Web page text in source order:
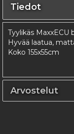
Tiedot
Tyylikäs MaxxECU
Hyvää laatua,
Koko 155x55cm
Arvostelut